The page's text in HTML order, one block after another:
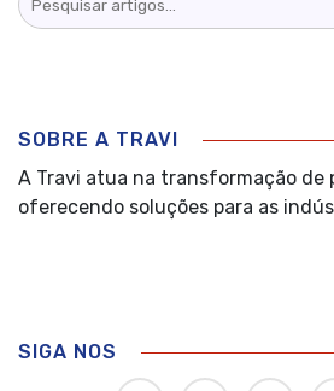
SOBRE A TRAVI
A Travi atua na transformação de
oferecendo soluções para as
SIGA NOS